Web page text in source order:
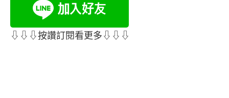
⇩⇩⇩按讚訂閱看更多⇩⇩⇩